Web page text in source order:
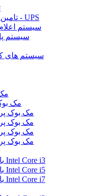
تامین برق اضطراری - UPS
سیستم
سیستم
سیستم های
مک بوک 12
مک بوک پرو 13
مک بوک پرو 14
مک بوک پرو 15
مک بوک پرو 16
با پردازنده Intel Core i3
با پردازنده Intel Core i5
با پردازنده Intel Core i7